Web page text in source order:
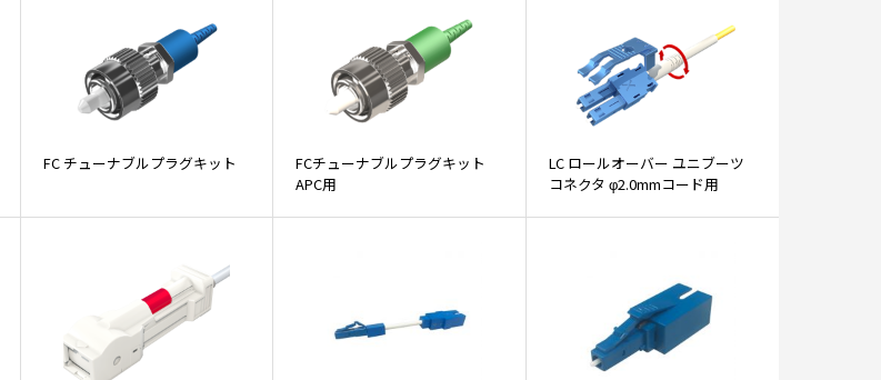
FC チューナブルプラグキット
FCチューナブルプラグキット
APC用
LC ロールオーバー ユニブーツ
コネクタ φ2.0mmコード用